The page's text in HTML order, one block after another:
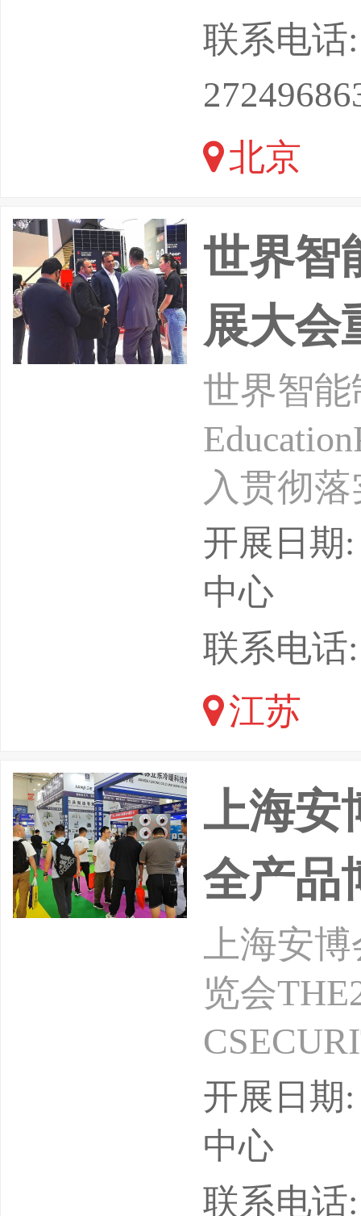
办，北
承办的
彻落实
化技术
联系电话
北京
世界智
展大会
世界智
入贯彻
5年）》
署，统筹
效利用
们诚挚
南京举
开展日期
中心
联系电话
江苏
上海安
全产品
上海安
览会
海国际
发展数智
开展日期
中心
联系电话